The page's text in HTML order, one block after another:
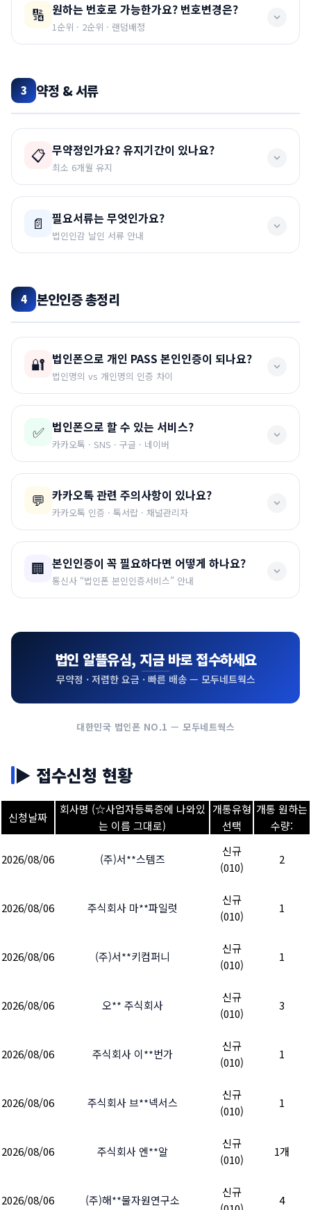
증명서, 4대보험 납입증명서, 지급보증보험 영수증
담보금액 = (월 요금 × 3개월) × 개통 회선수
증보험료 발생
진행 메뉴얼은 쉽고, 비용도 비싸지 않습니다.
③ 상담톡을 통해 회사명 알려주기
④ 유심택배 배송 및 개통진행(평일기준 1~2일 소요)
⚠️ 필독
반드시 접수하기 →“제출” 버튼까지 완료할것!!
송가능합니다. (당사 사정으로 1~2일 걸릴 수 있습니다.)
📌 번호이동
유심을 먼저 보내드리고, 받으신 후 연락주시면 개통해
드립니다.
연락 안하셔도 됩니다.
🔢 원하는 번호로 가능한가요? 번호변경은?
1순위 · 2순위 · 랜덤배정
회 시 없으면랜덤으로 배정
골드번호·연속된번호·월일로 유추되는 번호는 거의 불가능
하다고 보시면 됩니다.
💡 번호변경
랜덤으로 개통된 번호가 마음에 들지 않으시면1달 뒤
고객센터에서 번호변경이 가능합니다.
3 약정 & 서류
📋 무약정인가요? 유지기간이 있나요?
최소 6개월 유지
만한 개통이 제약됩니다.
혹시나 개통 전 미리 6개월 이내 해지 관련 담당자와 소
통이 있는 경우, 패널티 위약금 비용을 납부하고 개통은
해드릴 수 있습니다.
📄 필요서류는 무엇인가요?
법인인감 날인 서류 안내
가입신청서 / 위임장 / 확약서
법인 사업자등록증
법인인감증명서 (60일 이내)
대표자 신분증 사본 (뒷자리 가리고 / 대리인 접수여도 필
수)
구비서류 준비 후 메일로 발송해 주시면 빠르게 접수됩
니다.
4 본인인증 총정리
🔐 법인폰으로 개인 PASS 본인인증이 되나요?
법인명의 vs 개인명의 인증 차이
❌ 안 됩니다!
법인명의로 개통된 폰에서는 사용자(개인)의 PASS 본
인인증이불가능합니다.
법인명의와 개인명의가 다르기 때문입니다.
수 없는 것과 같은 원리!
법인명의로 받을 수 있는 PASS인증은 없습니다.
PASS인증은 오직 개인명의 폰에서만 가능합니다.
우리나라에서 법인명의(예: 주식회사 신세계)로 인증받아
이용하는 SNS나 정부 서비스는 없습니다. 법인 확인 인증
은 회사명, 사업자등록증번호, 법인번호를 입력하여 확인
하는 별도의 절차입니다.
✅ 법인폰으로 할 수 있는 서비스?
카카오톡 · SNS · 구글 · 네이버
톡 활용, 업무전화 이용입니다.
✅ 카카오톡 생성 ✅ 인스타그램
✅ 페이스북
위 서비스들은개통된 번호로 인증번호를 받아 가입
방식이므로, 법인명의/개인명의와 상관없이 모두 가능합니
📌 네이버 가입 안내
법인명의로 네이버 회원가입(단체·비즈니스 회원)을 원
💬 카카오톡 관련 주의사항이 있나요?
카카오톡 인증 · 톡서랍 · 채널관리자
❌ 법인명의 카카오톡 인증 — 불가
법인명의로의 카카오톡 인증은 통신사 제한으로 불가능합
🔗 카카오 고객센터 안내 바로가기 →
· 톡서랍(저장 구독 유료서비스) — 개인 본인인증 절차
· 카카오톡 공식 채널관리자
상담 대표번호로 등록할 때 대표 개인인증이 필요한 경
우 있음
✅ 본인인증 없이 사용 가능
톡의 전반적인 서비스는 본인인증 없이 사용 가능합니
다.
🏢 본인인증이 꼭 필요하다면 어떻게 하나요?
통신사 “법인폰 본인인증서비스” 안내
할 때 신청하는 서비스입니다.
① SK·KT·LG정규 통신사
스 신청
가능!
⚠️ 알뜰통신사 불가
서비스가 현재 없으며, 추후 예정도 없습니다.
실제로
1,000건 법인개통 중 1개의 법인회사만 본인
끼신다면
같은 번호 그대로
해서 유심만 신청해도 됩니다!
법인 알뜰유심, 지금 바로 접수하세요
무약정 · 저렴한 요금 · 빠른 배송 — 모두네트웍스
대한민국 법인폰 NO.1 — 모두네트웍스
▶ 접수신청 현황
신청날짜
회사명 (☆사업자등록증에 나와있
는 이름 그대로)
개통유형
선택
개통 원하는
수량:
2026/08/06 (주)서**스템즈
신규
(010)
2
2026/08/06 주식회사 마**파일럿
신규
(010)
1
2026/08/06 (주)서**키컴퍼니
신규
(010)
1
2026/08/06 오** 주식회사
신규
(010)
3
2026/08/06 주식회사 이**번가
신규
(010)
1
2026/08/06 주식회사 브**넥서스
신규
(010)
1
2026/08/06 주식회사 엔**알
신규
(010)
1개
2026/08/06 (주)해**물자원연구소
신규
4